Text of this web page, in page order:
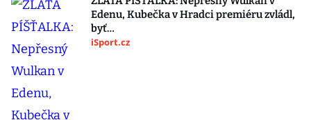
Edenu, Kubečka v Hradci premiéru zvládl,
byť…
iSport.cz